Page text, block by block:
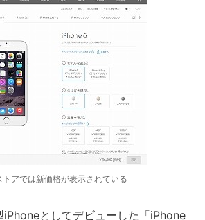
トアでは新価格が表示されている
としてデビューした「iPhone